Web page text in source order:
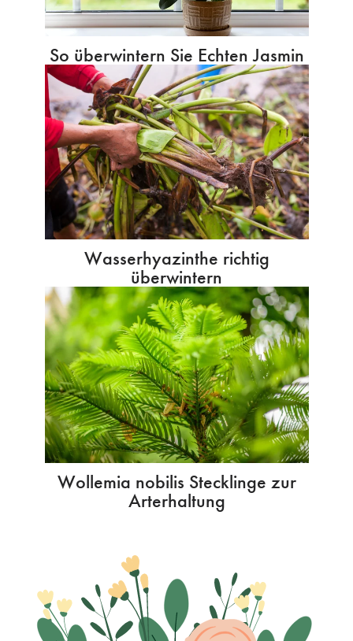
So überwintern Sie Echten Jasmin
Wasserhyazinthe richtig
überwintern
Wollemia nobilis Stecklinge zur
Arterhaltung